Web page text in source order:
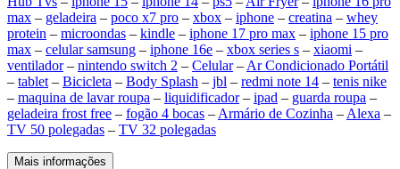
max – geladeira – poco x7 pro – xbox – iphone – creatina – whey
protein – microondas – kindle – iphone 17 pro max – iphone 15 pro
max – celular samsung – iphone 16e – xbox series s – xiaomi –
ventilador– nintendo switch 2 – Celular– Ar Condicionado Portátil
– tablet – Bicicleta – Body Splash – jbl – redmi note 14 – tenis nike
– maquina de lavar roupa – liquidificador– ipad – guarda roupa –
geladeira frost free – fogão 4 bocas – Armário de Cozinha – Alexa –
TV 50 polegadas – TV 32 polegadas
Mais informações